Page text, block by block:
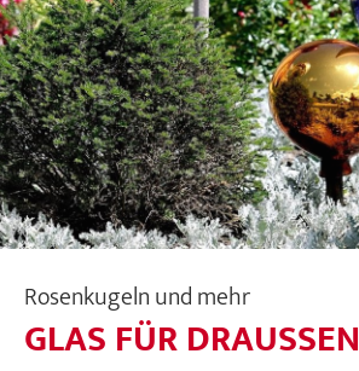
Rosenkugeln und mehr
GLAS FÜR DRAUSSEN